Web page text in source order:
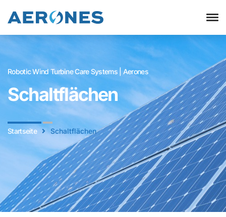
Robotic Wind Turbine Care Systems | Aerones
Schaltflächen
Startseite Schaltflächen